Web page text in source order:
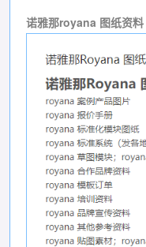
诺雅那royana 图纸资料